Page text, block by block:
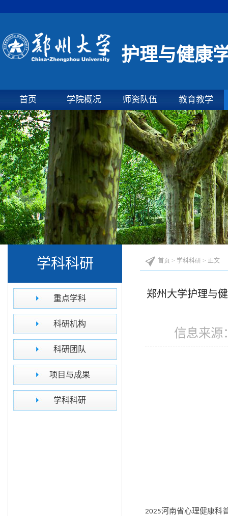
护理与健康
首页 学院概况 师资队伍 教育教学
学科科研
重点学科
科研机构
科研团队
项目与成果
学科科研
首页 > 学科科研 > 正文
郑州大学护理与
信息来
2025河南省心理健康科